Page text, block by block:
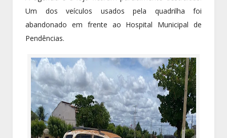
Um dos veículos usados pela quadrilha foi
abandonado em frente ao Hospital Municipal de
Pendências.